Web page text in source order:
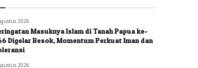
2026
Masuknya Islam di Tanah Papua ke-
Digelar Besok, Momentum Perkuat Iman dan
2026